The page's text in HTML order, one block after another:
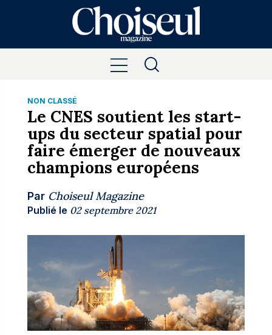
NON CLASSÉ
Le CNES soutient les start-
ups du secteur spatial pour
faire émerger de nouveaux
champions européens
Par Choiseul Magazine
Publié le 02 septembre 2021